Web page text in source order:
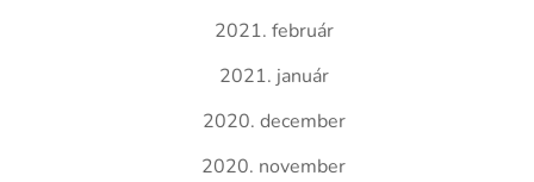
2021. február
2021. január
2020. december
2020. november